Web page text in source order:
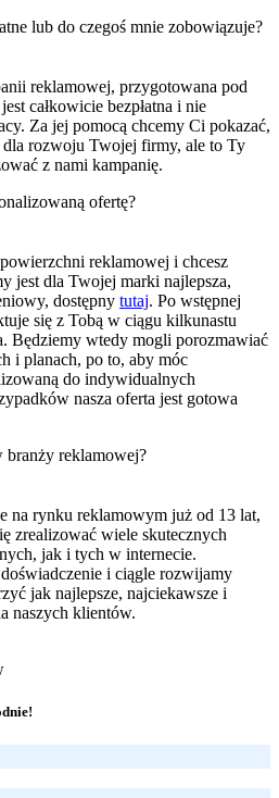
lub do czegoś mnie zobowiązuje?
reklamowej, przygotowana pod
całkowicie bezpłatna i nie
Za jej pomocą chcemy Ci pokazać,
dla rozwoju Twojej firmy, ale to Ty
z nami kampanię.
ofertę?
reklamowej i chcesz
jest dla Twojej marki najlepsza,
dostępny tutaj. Po wstępnej
się z Tobą w ciągu kilkunastu
Będziemy wtedy mogli porozmawiać
i planach, po to, aby móc
do indywidualnych
nasza oferta jest gotowa
branży reklamowej?
na rynku reklamowym już od 13 lat,
zrealizować wiele skutecznych
jak i tych w internecie.
i ciągle rozwijamy
jak najlepsze, najciekawsze i
naszych klientów.